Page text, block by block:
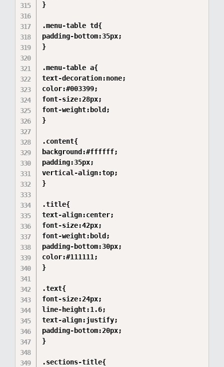
}
.menu-table td{
padding-bottom:35px;
}
.menu-table a{
text-decoration:none;
color:#003399;
font-size:28px;
font-weight:bold;
}
.content{
background:#ffffff;
padding:35px;
vertical-align:top;
}
.title{
text-align:center;
font-size:42px;
font-weight:bold;
padding-bottom:30px;
color:#111111;
}
.text{
font-size:24px;
line-height:1.6;
text-align:justify;
padding-bottom:20px;
}
.sections-title{